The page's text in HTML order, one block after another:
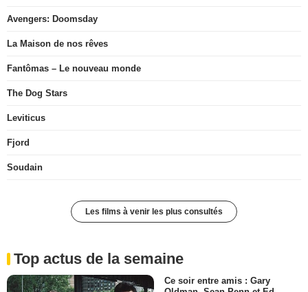
Avengers: Doomsday
La Maison de nos rêves
Fantômas – Le nouveau monde
The Dog Stars
Leviticus
Fjord
Soudain
Les films à venir les plus consultés
Top actus de la semaine
Ce soir entre amis : Gary